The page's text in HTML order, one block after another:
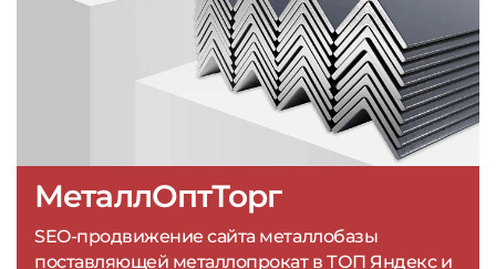
МеталлОптТорг
SEO-продвижение сайта металлобазы
поставляющей металлопрокат в ТОП Яндекс и